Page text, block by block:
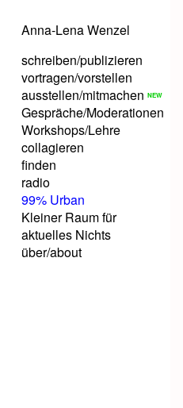
Anna-Lena Wenzel
schreiben/publizieren
vortragen/vorstellen
ausstellen/mitmachen
Gespräche/Moderationen
Workshops/Lehre
collagieren
finden
radio
99% Urban
Kleiner Raum für
aktuelles Nichts
über/about